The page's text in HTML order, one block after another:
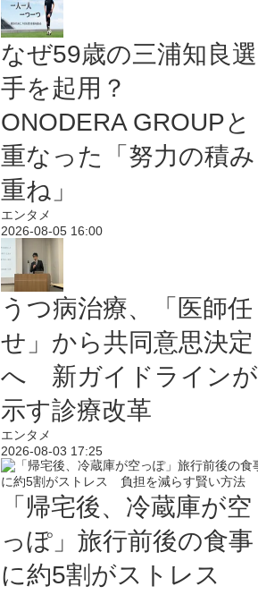
なぜ59歳の三浦知良選
手を起用？
ONODERA GROUPと
重なった「努力の積み
重ね」
エンタメ
2026-08-05 16:00
うつ病治療、「医師任
せ」から共同意思決定
へ 新ガイドラインが
示す診療改革
エンタメ
2026-08-03 17:25
「帰宅後、冷蔵庫が空
っぽ」旅行前後の食事
に約5割がストレス